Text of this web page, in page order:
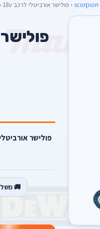
› פולישר אורביטלי לרכב 18v מבית scorpion
🚚